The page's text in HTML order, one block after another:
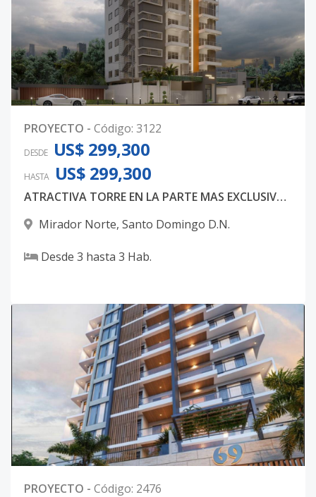
PROYECTO - Código: 3122
DESDE US$ 299,300
HASTA US$ 299,300
ATRACTIVA TORRE EN LA PARTE MAS EXCLUSIVA DE MIRADOR NORTE
Mirador Norte, Santo Domingo D.N.
Desde 3 hasta 3 Hab.
PROYECTO - Código: 2476